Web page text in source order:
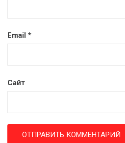
Email *
Сайт